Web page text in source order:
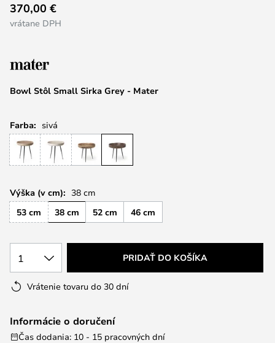
na
začiatok
obrázkov
Bowl Stôl Small Sirka Grey - Mater
370,00 €
vrátane DPH
Farba: sivá
Výška (v cm): 38 cm
53 cm
38 cm 52 cm 46 cm
1 PRIDAŤ DO KOŠÍKA
Vrátenie tovaru do 30 dní
Informácie o doručení
Čas dodania: 10 - 15 pracovných dní